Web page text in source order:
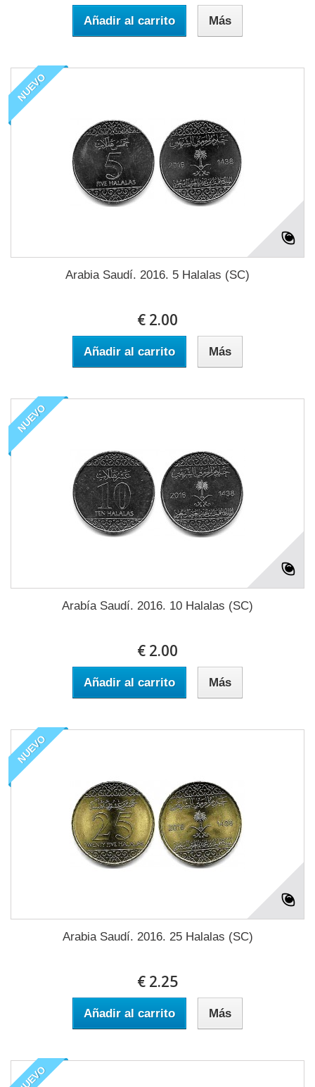
Añadir al carrito Más
NUEVO
Arabia Saudí. 2016. 5 Halalas (SC)
€ 2.00
Añadir al carrito Más
NUEVO
Arabía Saudí. 2016. 10 Halalas (SC)
€ 2.00
Añadir al carrito Más
NUEVO
Arabia Saudí. 2016. 25 Halalas (SC)
€ 2.25
Añadir al carrito Más
NUEVO